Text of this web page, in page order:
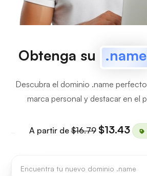
Obtenga su .name
Descubra el dominio .name
marca personal y destacar en el
A partir de$16.79 $13.43